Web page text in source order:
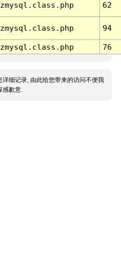
62
94
76
详细记录, 由此给您带来的访问不便我
感歉意.